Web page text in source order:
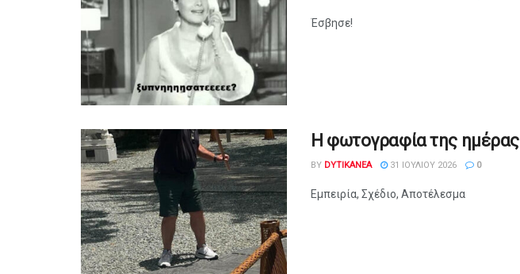
Έσβησε!
Η φωτογραφία της ημέρας
BY DYTIKANEA 31 ΙΟΥΛΊΟΥ 2026 0
Εμπειρία, Σχέδιο, Αποτέλεσμα